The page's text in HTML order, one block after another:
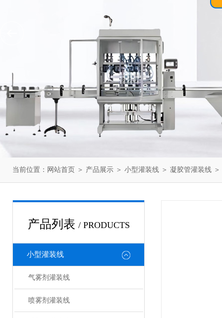
当前位置： 网站首页 ＞ 产品展示 ＞ 小型灌装线 ＞ 凝胶管灌装线
产品列表 / PRODUCTS
小型灌装线
气雾剂灌装线
喷雾剂灌装线